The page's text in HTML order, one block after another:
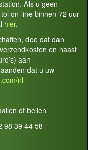
Als u geen
on-line binnen 72 uur
hier.
doe dat dan
en naast
aan
dat u uw
nl
of bellen
98 39 44 58